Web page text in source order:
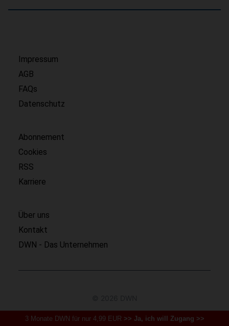
Impressum
AGB
FAQs
Datenschutz
Abonnement
Cookies
RSS
Karriere
Über uns
Kontakt
DWN - Das Unternehmen
3 Monate DWN für nur 4,99 EUR >> Ja, ich will Zugang >>